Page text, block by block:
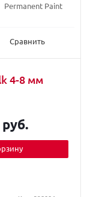
Permanent Paint
Сравнить
4-8 мм